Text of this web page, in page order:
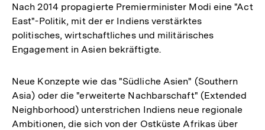
Nach 2014 propagierte Premierminister Modi eine "Act
East"-Politik, mit der er Indiens verstärktes
politisches, wirtschaftliches und militärisches
Engagement in Asien bekräftigte.
Neue Konzepte wie das "Südliche Asien" (Southern
Asia) oder die "erweiterte Nachbarschaft" (Extended
Neighborhood) unterstrichen Indiens neue regionale
Ambitionen, die sich von der Ostküste Afrikas über